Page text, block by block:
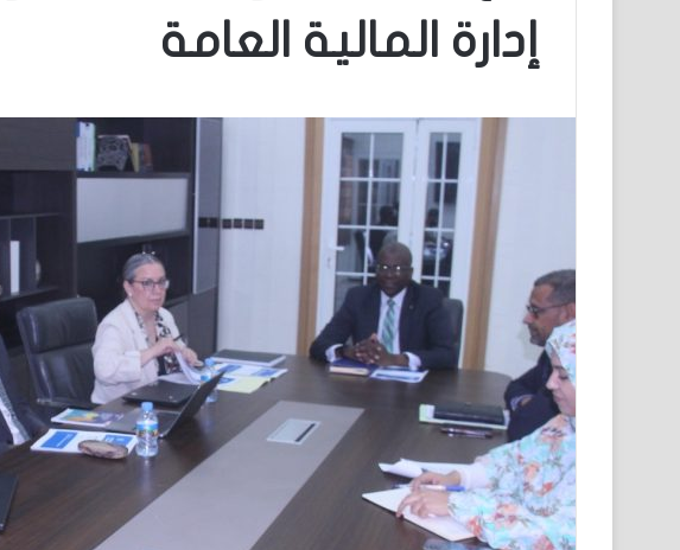
إدارة المالية العامة